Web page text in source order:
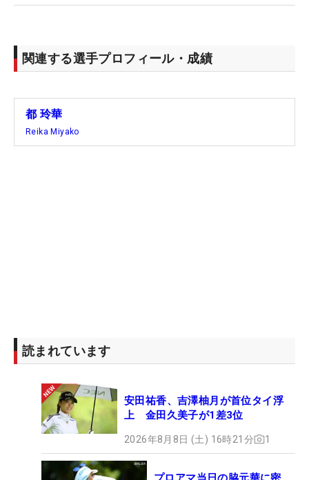
関連する選手プロフィール・成績
都 玲華
Reika Miyako
読まれています
安田祐香、吉澤柚月が首位タイ浮
上 金田久美子が1差3位
2026年8月8日 (土) 16時21分 1